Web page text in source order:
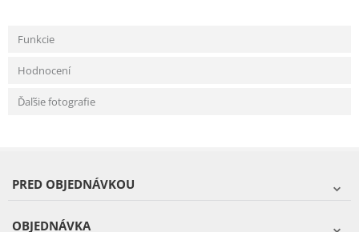
Funkcie
Hodnocení
Ďaľšie fotografie
PRED OBJEDNÁVKOU
OBJEDNÁVKA